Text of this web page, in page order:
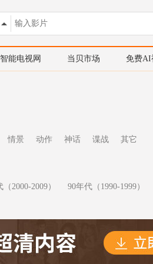
智能电视网 当贝市场 免费AI
情景 动作 神话 谍战 其它
2000-2009）
90年代（1990-1999）